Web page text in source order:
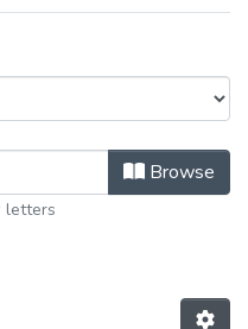
by AuthorBrowse
letters